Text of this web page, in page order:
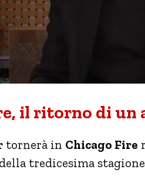
il ritorno di un
tornerà in Chicago Fire
tredicesima